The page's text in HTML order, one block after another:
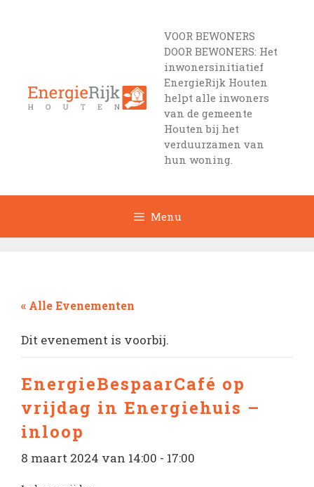
VOOR BEWONERS
DOOR BEWONERS: Het
inwonersinitiatief
EnergieRijk Houten
helpt alle inwoners
van de gemeente
Houten bij het
verduurzamen van
hun woning.
Menu
« Alle Evenementen
Dit evenement is voorbij.
EnergieBespaarCafé op
vrijdag in Energiehuis –
inloop
8 maart 2024 van 14:00 - 17:00